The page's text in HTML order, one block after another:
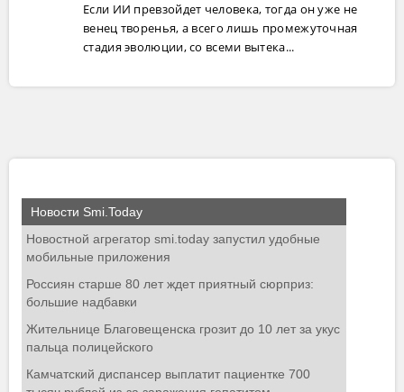
Если ИИ превзойдет человека, тогда он уже не
венец творенья, а всего лишь промежуточная
стадия эволюции, со всеми вытека...